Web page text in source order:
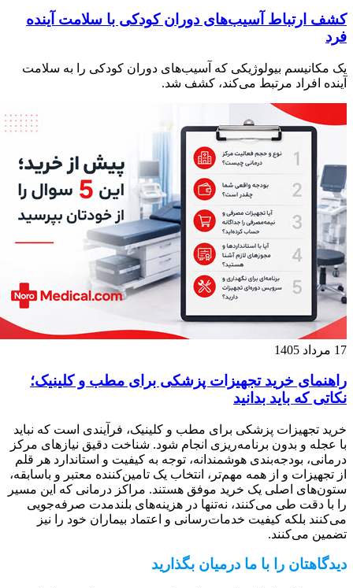
کشف ارتباط آسیب‌های دوران کودکی با سلامت آینده
فرد
یک مکانیسم بیولوژیکی که آسیب‌های دوران کودکی را به سلامت
آینده افراد مرتبط می‌کند، کشف شد.
17 مرداد 1405
راهنمای خرید تجهیزات پزشکی برای مطب و کلینیک؛
نکاتی که باید بدانید
خرید تجهیزات پزشکی برای مطب و کلینیک، فرآیندی است که نباید
با عجله و بدون برنامه‌ریزی انجام شود. شناخت دقیق نیازهای مرکز
درمانی، بودجه‌بندی هوشمندانه، توجه به کیفیت و استاندارد هر قلم
از تجهیزات و از همه مهم‌تر، انتخاب یک تامین‌کننده معتبر و باسابقه،
ستون‌های اصلی یک خرید موفق هستند. مراکز درمانی که این مسیر
را با دقت طی می‌کنند، نه‌تنها در هزینه‌های بلندمدت صرفه‌جویی
می‌کنند بلکه کیفیت خدمات‌رسانی و اعتماد بیماران خود را نیز
تضمین می‌کنند.
دیدگاهتان را با ما درمیان بگذارید